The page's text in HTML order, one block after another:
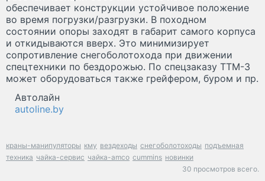
обеспечивает конструкции устойчивое положение
во время погрузки/разгрузки. В походном
состоянии опоры заходят в габарит самого корпуса
и откидываются вверх. Это минимизирует
сопротивление снегоболотохода при движении
спецтехники по бездорожью. По спецзаказу ТТМ-3
может оборудоваться также грейфером, буром и пр.
Автолайн
autoline.by
краны-манипуляторы кму вездеходы снегоболотоходы подъемная
техника чайка-сервис чайка-amco cummins новинки
30 просмотров всего.